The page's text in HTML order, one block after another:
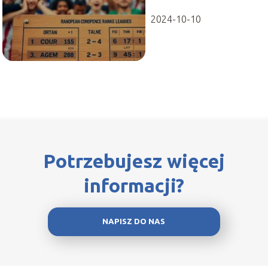
2024-10-10
Potrzebujesz więcej
informacji?
NAPISZ DO NAS